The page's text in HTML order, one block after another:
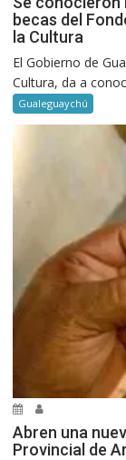
becas del
la Cultura
El Gobierno de
Cultura, da a
Gualeguaychú
Abren una
Provincial de